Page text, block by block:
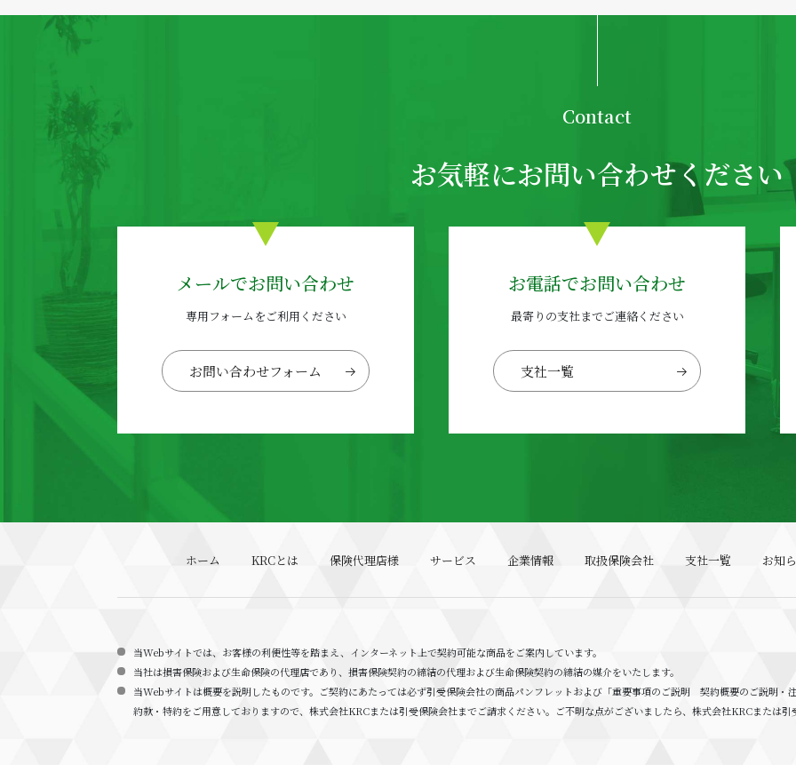
Contact
お気軽にお問い合わせください
メールでお問い合わせ
専用フォームをご利用ください
お問い合わせフォーム
お電話でお問い合わせ
最寄りの支社までご連絡ください
支社一覧
ホーム KRCとは 保険代理店様 サービス 企業情報 取扱保険会社 支社一覧 お知
当Webサイトでは、お客様の利便性等を踏まえ、インターネット上で契約可能な商品をご案内しています。
当社は損害保険および生命保険の代理店であり、損害保険契約の締結の代理および生命保険契約の締結の媒介をいたします。
当Webサイトは概要を説明したものです。ご契約にあたっては必ず引受保険会社の商品パンフレットおよび「重要事項のご説明 契約概要のご説明・
約款・特約をご用意しておりますので、株式会社KRCまたは引受保険会社までご請求ください。ご不明な点がございましたら、株式会社KRCまたは